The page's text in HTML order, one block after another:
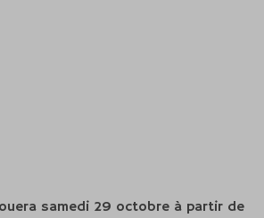
samedi 29 octobre à partir de